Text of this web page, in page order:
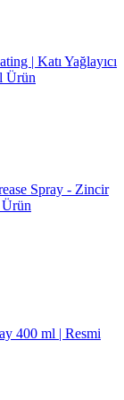
| Katı Yağlayıcı
Ürün
Spray - Zincir
400 ml | Resmi